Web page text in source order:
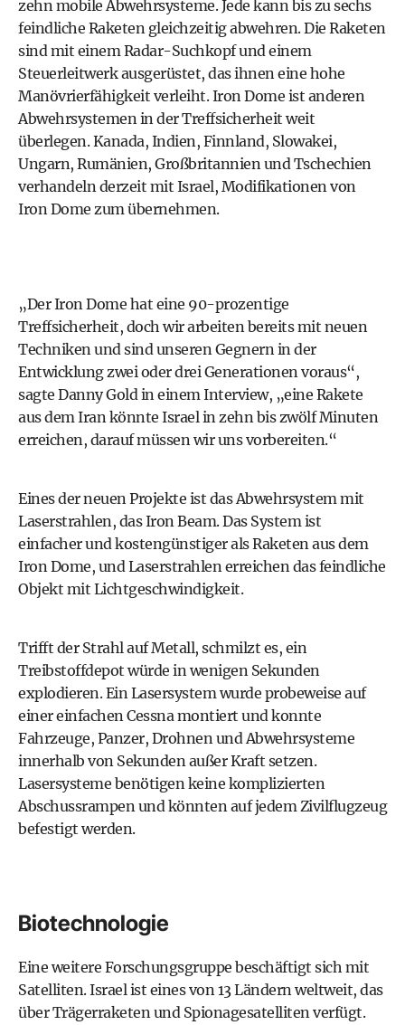
zehn mobile Abwehrsysteme. Jede kann bis zu sechs
feindliche Raketen gleichzeitig abwehren. Die Raketen
sind mit einem Radar-Suchkopf und einem
Steuerleitwerk ausgerüstet, das ihnen eine hohe
Manövrierfähigkeit verleiht. Iron Dome ist anderen
Abwehrsystemen in der Treffsicherheit weit
überlegen. Kanada, Indien, Finnland, Slowakei,
Ungarn, Rumänien, Großbritannien und Tschechien
verhandeln derzeit mit Israel, Modifikationen von
Iron Dome zum übernehmen.
„Der Iron Dome hat eine 90-prozentige
Treffsicherheit, doch wir arbeiten bereits mit neuen
Techniken und sind unseren Gegnern in der
Entwicklung zwei oder drei Generationen voraus“,
sagte Danny Gold in einem Interview, „eine Rakete
aus dem Iran könnte Israel in zehn bis zwölf Minuten
erreichen, darauf müssen wir uns vorbereiten.“
Eines der neuen Projekte ist das Abwehrsystem mit
Laserstrahlen, das Iron Beam. Das System ist
einfacher und kostengünstiger als Raketen aus dem
Iron Dome, und Laserstrahlen erreichen das feindliche
Objekt mit Lichtgeschwindigkeit.
Trifft der Strahl auf Metall, schmilzt es, ein
Treibstoffdepot würde in wenigen Sekunden
explodieren. Ein Lasersystem wurde probeweise auf
einer einfachen Cessna montiert und konnte
Fahrzeuge, Panzer, Drohnen und Abwehrsysteme
innerhalb von Sekunden außer Kraft setzen.
Lasersysteme benötigen keine komplizierten
Abschussrampen und könnten auf jedem Zivilflugzeug
befestigt werden.
Biotechnologie
Eine weitere Forschungsgruppe beschäftigt sich mit
Satelliten. Israel ist eines von 13 Ländern weltweit, das
über Trägerraketen und Spionagesatelliten verfügt.